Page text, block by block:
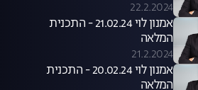
22.2.2024
אמנון לוי 21.02.24 - התכנית
המלאה
21.2.2024
אמנון לוי 20.02.24 - התכנית
המלאה